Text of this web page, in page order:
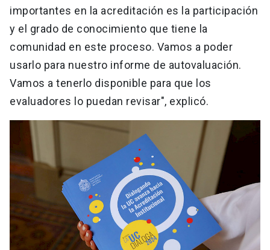
importantes en la acreditación es la participación
y el grado de conocimiento que tiene la
comunidad en este proceso. Vamos a poder
usarlo para nuestro informe de autovaluación.
Vamos a tenerlo disponible para que los
evaluadores lo puedan revisar", explicó.